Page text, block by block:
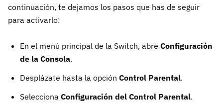
continuación, te dejamos los pasos que has de seguir
para activarlo:
En el menú principal de la Switch, abre Configuración
de la Consola.
Desplázate hasta la opción Control Parental.
Selecciona Configuración del Control Parental.